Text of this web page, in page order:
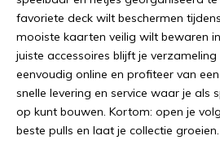
favoriete deck wilt beschermen
mooiste kaarten veilig wilt bewaren
juiste accessoires blijft je
eenvoudig online en profiteer van
snelle levering en service waar je als
op kunt bouwen. Kortom: open je
beste pulls en laat je collectie groeien.